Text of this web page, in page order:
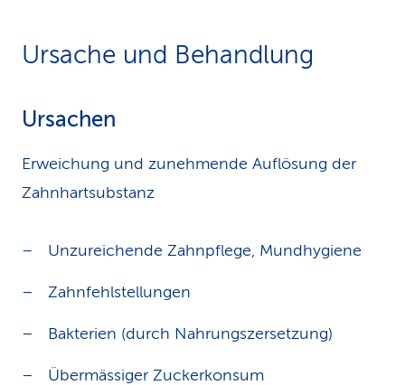
Ursache und Behandlung
Ursachen
Erweichung und zunehmende Auflösung der
Zahnhartsubstanz
Unzureichende Zahnpflege, Mundhygiene
Zahnfehlstellungen
Bakterien (durch Nahrungszersetzung)
Übermässiger Zuckerkonsum